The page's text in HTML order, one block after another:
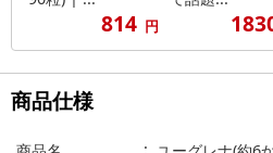
814 円
商品仕様